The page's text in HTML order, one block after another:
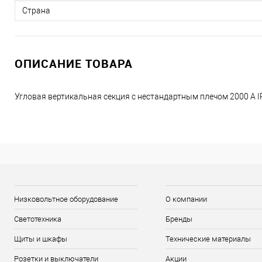
Страна
ОПИСАНИЕ ТОВАРА
Угловая вертикальная секция c нестандартным плечом 2000
Низковольтное оборудование
Светотехника
Щиты и шкафы
Розетки и выключатели
О компании
Бренды
Технические материалы
Акции